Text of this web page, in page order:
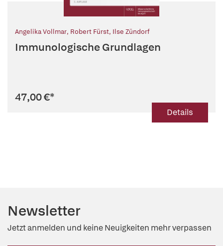
Angelika Vollmar, Robert Fürst, Ilse Zündorf
Immunologische Grundlagen
47,00 €*
Details
Newsletter
Jetzt anmelden und keine Neuigkeiten mehr verpassen